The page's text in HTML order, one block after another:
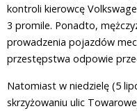
kontroli kierowcę
3 promile. Ponadto,
prowadzenia pojazdów
przestępstwa odpowie
Natomiast w niedzielę (5
skrzyżowaniu ulic